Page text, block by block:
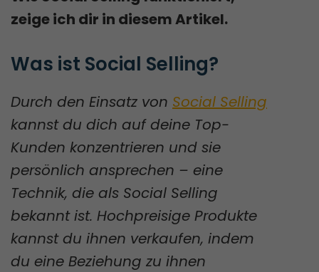
zeige ich dir in diesem Artikel.
Was ist Social Selling?
Durch den Einsatz von Social Selling
kannst du dich auf deine Top-
Kunden konzentrieren und sie
persönlich ansprechen – eine
Technik, die als Social Selling
bekannt ist. Hochpreisige Produkte
kannst du ihnen verkaufen, indem
du eine Beziehung zu ihnen